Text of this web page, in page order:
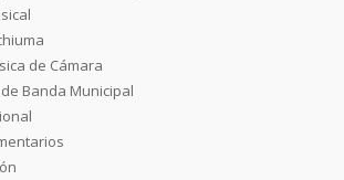
de Cámara
Banda Municipal